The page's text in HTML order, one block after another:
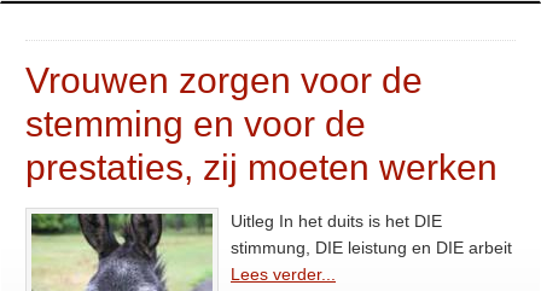
Vrouwen zorgen voor de
stemming en voor de
prestaties, zij moeten werken
Uitleg In het duits is het DIE
stimmung, DIE leistung en DIE arbeit
Lees verder...